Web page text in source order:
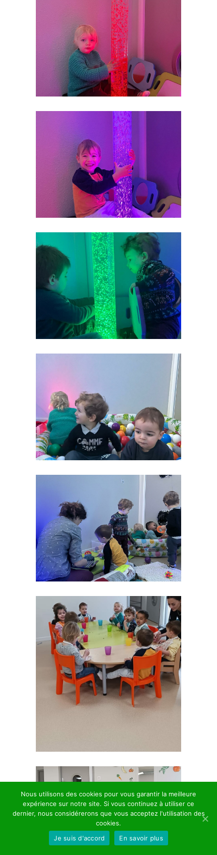
Nous utilisons des cookies pour vous garantir la meilleure
expérience sur notre site. Si vous continuez à utiliser ce
dernier, nous considérerons que vous acceptez l'utilisation des
cookies.
Je suis d'accord
En savoir plus